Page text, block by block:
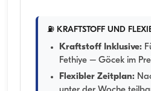
⛽ KRAFTSTOFF UND
Kraftstoff Inklusive:
Fethiye – Göcek im
Flexibler Zeitplan: